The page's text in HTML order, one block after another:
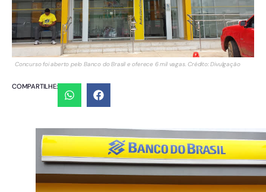
Concurso foi aberto pelo Banco do Brasil e oferece 6 mil vagas. Crédito: Divulgação
COMPARTILHE: